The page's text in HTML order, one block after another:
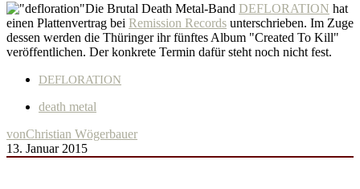
Die Brutal Death Metal-Band DEFLORATION hat
einen Plattenvertrag bei Remission Records unterschrieben. Im Zuge
dessen werden die Thüringer ihr fünftes Album "Created To Kill"
veröffentlichen. Der konkrete Termin dafür steht noch nicht fest.
DEFLORATION
death metal
vonChristian Wögerbauer
13. Januar 2015